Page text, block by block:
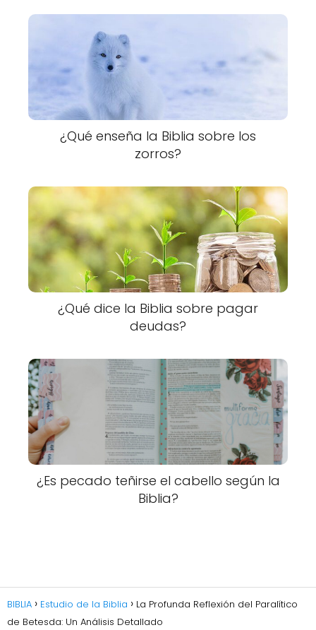
¿Qué enseña la Biblia sobre los
zorros?
¿Qué dice la Biblia sobre pagar
deudas?
¿Es pecado teñirse el cabello según la
Biblia?
BIBLIA Estudio de la Biblia
La Profunda Reflexión del Paralítico
de Betesda: Un Análisis Detallado